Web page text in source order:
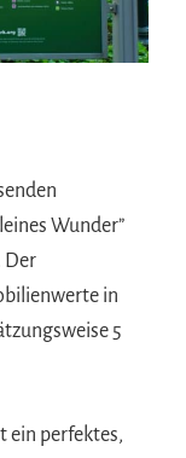
Wunder”
Der
in
5
ein perfektes,